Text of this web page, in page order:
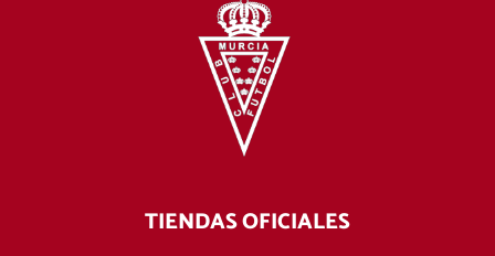
TIENDAS OFICIALES